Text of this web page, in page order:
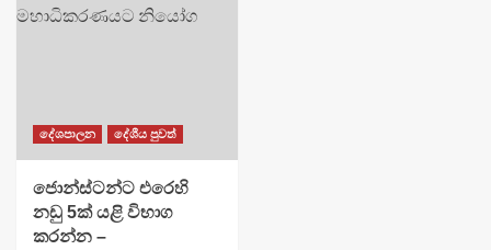
දේශපාලන දේශීය පුවත්
ජොන්ස්ටන්ට එරෙහි
නඩු 5ක් යළි විභාග
කරන්න –